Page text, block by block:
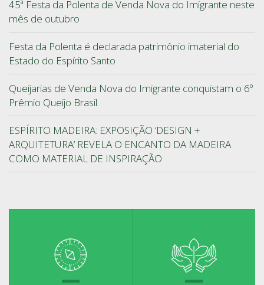
45ª Festa da Polenta de Venda Nova do Imigrante neste
mês de outubro
Festa da Polenta é declarada patrimônio imaterial do
Estado do Espírito Santo
Queijarias de Venda Nova do Imigrante conquistam o 6º
Prêmio Queijo Brasil
ESPÍRITO MADEIRA: EXPOSIÇÃO ‘DESIGN +
ARQUITETURA’ REVELA O ENCANTO DA MADEIRA
COMO MATERIAL DE INSPIRAÇÃO